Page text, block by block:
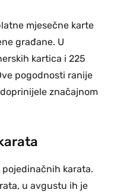
mjesečne karte
građane. U
kartica i 225
pogodnosti ranije
značajnom
karata.
u avgustu ih je